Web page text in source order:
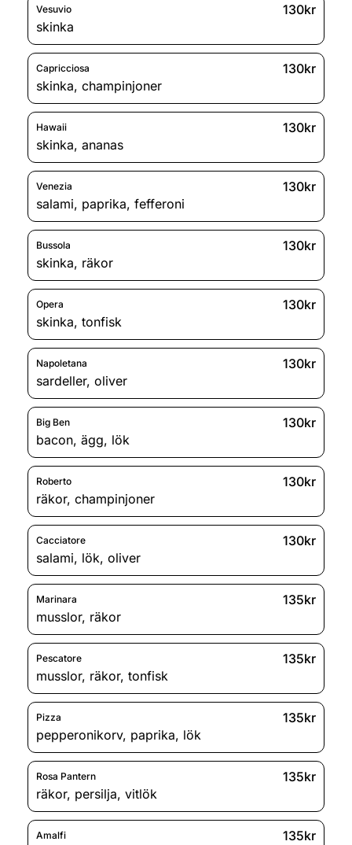
Vesuvio
130kr
skinka
Capricciosa
130kr
skinka, champinjoner
Hawaii
130kr
skinka, ananas
Venezia
130kr
salami, paprika, fefferoni
Bussola
130kr
skinka, räkor
Opera
130kr
skinka, tonfisk
Napoletana
130kr
sardeller, oliver
Big Ben
130kr
bacon, ägg, lök
Roberto
130kr
räkor, champinjoner
Cacciatore
130kr
salami, lök, oliver
Marinara
135kr
musslor, räkor
Pescatore
135kr
musslor, räkor, tonfisk
Pizza
135kr
pepperonikorv, paprika, lök
Rosa Pantern
135kr
räkor, persilja, vitlök
Amalfi
135kr